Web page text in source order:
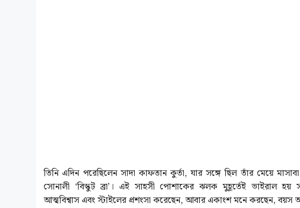
তিনি এদিন পরেছিলেন সাদা কাফতান কুর্তা, যার সঙ্গে ছিল তাঁর মেয়ে
সোনালী ‘বিস্কুট ব্রা’। এই সাহসী পোশাকের ঝলক মুহূর্তেই ভাইরাল হয়
আত্মবিশ্বাস এবং স্টাইলের প্রশংসা করেছেন, আবার একাংশ মনে করছেন, বয়স